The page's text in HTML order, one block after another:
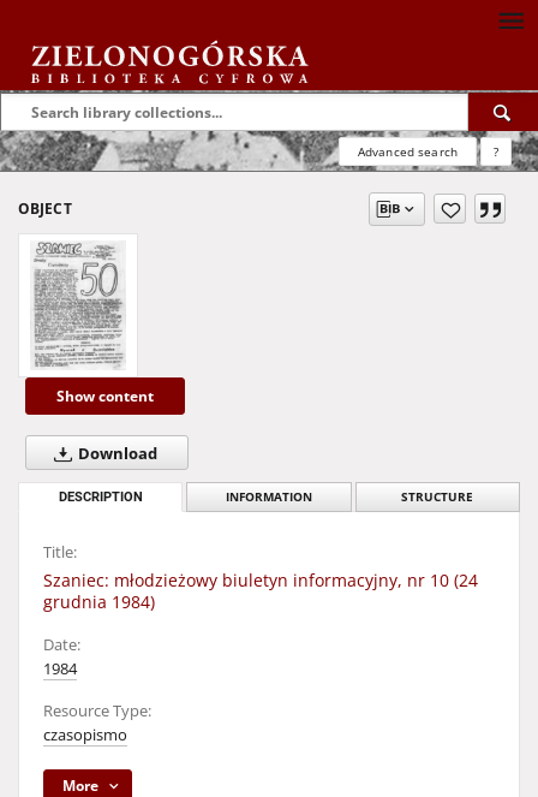
Advanced search ?
OBJECT
Show content
Download
DESCRIPTION INFORMATION STRUCTURE
Title:
Szaniec: młodzieżowy biuletyn informacyjny, nr 10 (24
grudnia 1984)
Date:
1984
Resource Type:
czasopismo
More